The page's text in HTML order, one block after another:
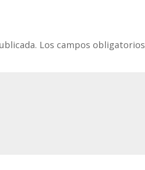
Los campos obligatorios